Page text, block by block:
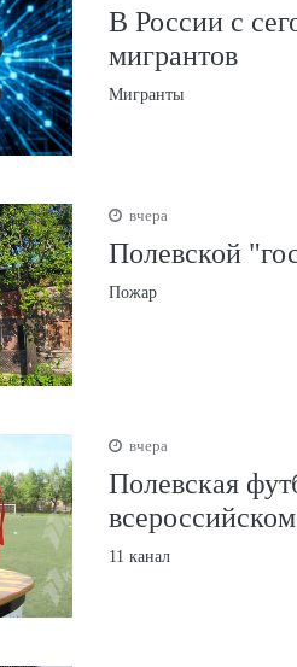
В России с
мигрантов
Мигранты
вчера
Полевской
Пожар
вчера
Полевская
11 канал